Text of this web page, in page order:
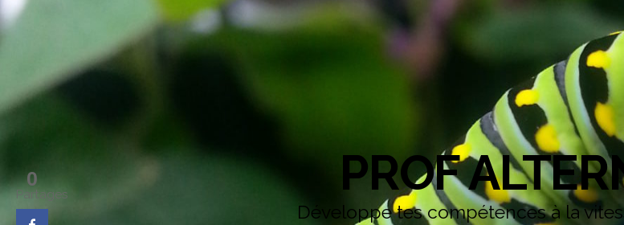
PROF
Développe tes compétences à la
0
Partages